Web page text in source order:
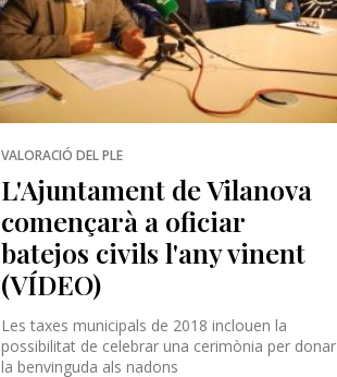
VALORACIÓ DEL PLE
L'Ajuntament de Vilanova
començarà a oficiar
batejos civils l'any vinent
(VÍDEO)
Les taxes municipals de 2018 inclouen la
possibilitat de celebrar una cerimònia per donar
la benvinguda als nadons